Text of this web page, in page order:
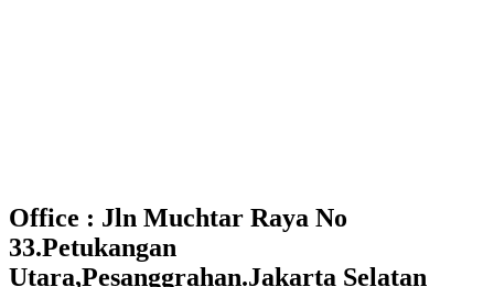
Office : Jln Muchtar Raya No
33.Petukangan
Utara,Pesanggrahan.Jakarta Selatan